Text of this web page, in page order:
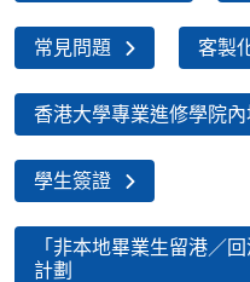
常見問題 客製
香港大學專業進修學院
學生簽證
「非本地畢業生留港／
計劃